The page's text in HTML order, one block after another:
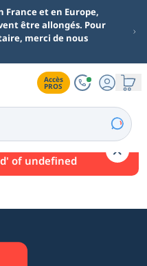
France et en Europe,
être allongés. Pour
merci de nous
Accès
PROS
of undefined